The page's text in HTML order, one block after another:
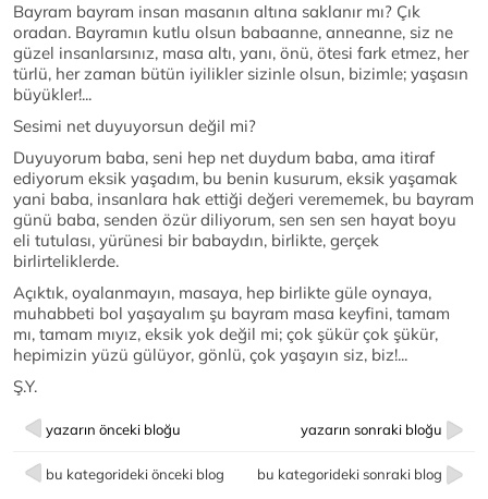
Bayram bayram insan masanın altına saklanır mı? Çık
oradan. Bayramın kutlu olsun babaanne, anneanne, siz ne
güzel insanlarsınız, masa altı, yanı, önü, ötesi fark etmez, her
türlü, her zaman bütün iyilikler sizinle olsun, bizimle; yaşasın
büyükler!...
Sesimi net duyuyorsun değil mi?
Duyuyorum baba, seni hep net duydum baba, ama itiraf
ediyorum eksik yaşadım, bu benin kusurum, eksik yaşamak
yani baba, insanlara hak ettiği değeri verememek, bu bayram
günü baba, senden özür diliyorum, sen sen sen hayat boyu
eli tutulası, yürünesi bir babaydın, birlikte, gerçek
birlirteliklerde.
Açıktık, oyalanmayın, masaya, hep birlikte güle oynaya,
muhabbeti bol yaşayalım şu bayram masa keyfini, tamam
mı, tamam mıyız, eksik yok değil mi; çok şükür çok şükür,
hepimizin yüzü gülüyor, gönlü, çok yaşayın siz, biz!...
Ş.Y.
yazarın önceki bloğu yazarın sonraki bloğu
bu kategorideki önceki blog bu kategorideki sonraki blog